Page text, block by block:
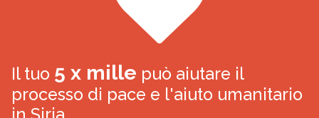
Il tuo 5 x mille può aiutare il
processo di pace e l'aiuto umanitario